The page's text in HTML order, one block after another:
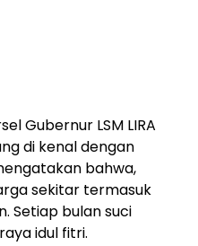
Gubernur LSM LIRA
di kenal dengan
bahwa,
sekitar termasuk
Setiap bulan suci
idul fitri.